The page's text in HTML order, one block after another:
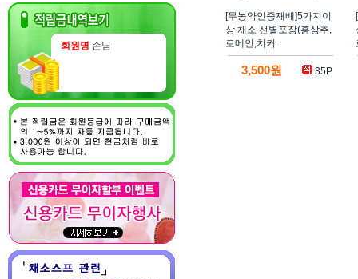
회원명 손님
[무농약인증재배]5가지이
상 채소 선별포장(홍상추,
로메인,치커..
3,500원 35P